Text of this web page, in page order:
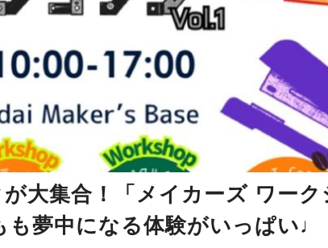
大集合！「メイカーズ ワーク
夢中になる体験がいっぱい♩